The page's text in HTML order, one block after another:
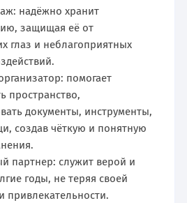
надёжно хранит
защищая её от
глаз и неблагоприятных
помогает
пространство,
документы, инструменты,
создав чёткую и понятную
партнер: служит верой и
годы, не теряя своей
привлекательности.